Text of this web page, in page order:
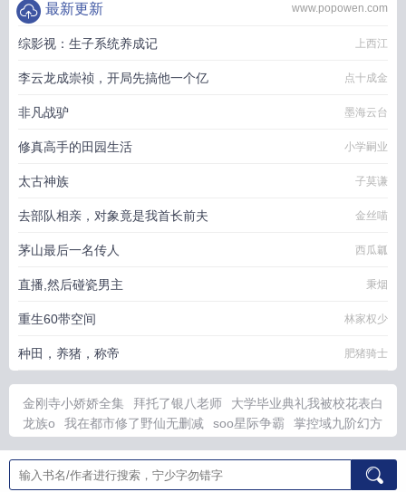
www.popowen.com
最新更新
综影视：生子系统养成记 上西江
李云龙成崇祯，开局先搞他一个亿 点十成金
非凡战驴 墨海云台
修真高手的田园生活 小学嗣业
太古神族 子莫谦
去部队相亲，对象竟是我首长前夫 金丝喵
茅山最后一名传人 西瓜瓤
直播,然后碰瓷男主 秉烟
重生60带空间 林家权少
种田，养猪，称帝 肥猪骑士
金刚寺小娇娇全集 拜托了银八老师
大学毕业典礼我被校花表白
龙族o
我在都市修了野仙无删减 soo星际争霸
掌控域九阶幻方
青梅竹马女主有几个
嫁给高门的男人在线阅读
侯府真千金她不
装了
空间之山村悠闲免费 失格勇者动漫 穿成超稀有雌性 被大